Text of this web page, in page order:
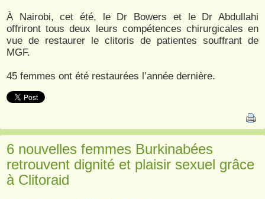
À Nairobi, cet été, le Dr Bowers et le Dr Abdullahi
offriront tous deux leurs compétences chirurgicales en
vue de restaurer le clitoris de patientes souffrant de
MGF.
45 femmes ont été restaurées l’année dernière.
6 nouvelles femmes Burkinabées
retrouvent dignité et plaisir sexuel grâce
à Clitoraid